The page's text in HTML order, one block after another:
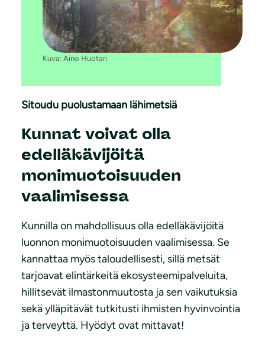
Kuva: Aino Huotari
Sitoudu puolustamaan lähimetsiä
Kunnat voivat olla
edelläkävijöitä
monimuotoisuuden
vaalimisessa
Kunnilla on mahdollisuus olla edelläkävijöitä
luonnon monimuotoisuuden vaalimisessa. Se
kannattaa myös taloudellisesti, sillä metsät
tarjoavat elintärkeitä ekosysteemipalveluita,
hillitsevät ilmastonmuutosta ja sen vaikutuksia
sekä ylläpitävät tutkitusti ihmisten hyvinvointia
ja terveyttä. Hyödyt ovat mittavat!